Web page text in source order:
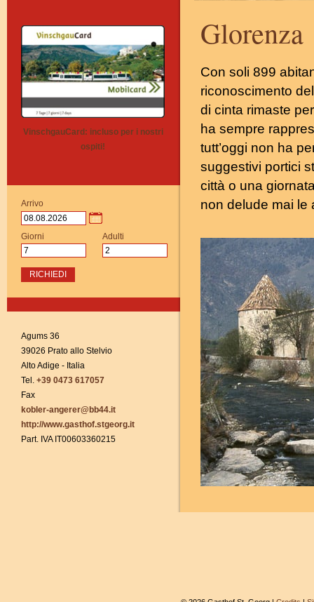
Glorenza
Con soli 899
riconoscimento
di cinta rimaste
ha sempre
tutt’oggi non ha
suggestivi portici
città o una
non delude mai le
VinschgauCard: incluso per i nostri
ospiti!
Arrivo
Giorni Adulti
RICHIEDI
Agums 36
39026 Prato allo Stelvio
Alto Adige - Italia
Tel. +39 0473 617057
Fax
kobler-angerer@bb44.it
http://www.gasthof.stgeorg.it
Part. IVA IT00603360215